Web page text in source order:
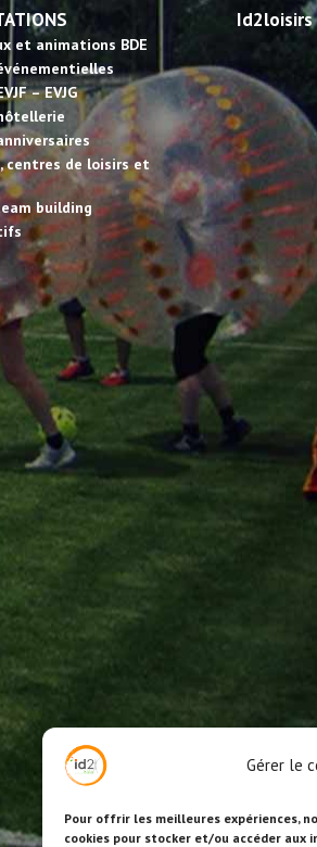
Gérer le
Pour offrir les meilleures expériences,
cookies pour stocker et/ou accéder aux
et animations BDE
– EVJG
centres de loisirs et
building
Id2loisirs